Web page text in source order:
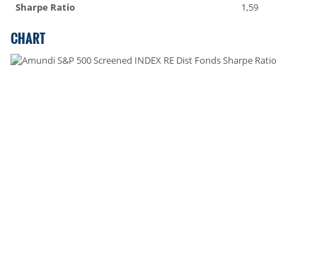
Sharpe Ratio
1,59
CHART